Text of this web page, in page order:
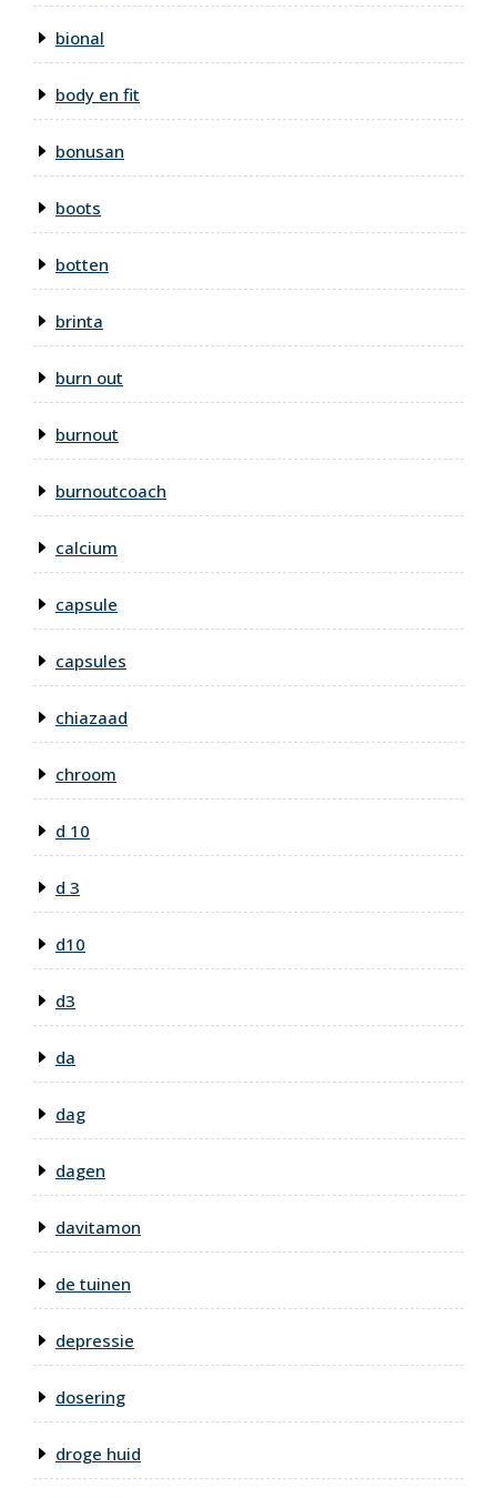
bional
body en fit
bonusan
boots
botten
brinta
burn out
burnout
burnoutcoach
calcium
capsule
capsules
chiazaad
chroom
d 10
d 3
d10
d3
da
dag
dagen
davitamon
de tuinen
depressie
dosering
droge huid